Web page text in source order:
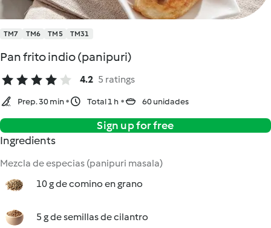
TM7 TM6 TM5 TM31
Pan frito indio (panipuri)
4.2 5 ratings
Prep. 30 min Total 1 h 60 unidades
Sign up for free
Ingredients
Mezcla de especias (panipuri masala)
10 g de comino en grano
5 g de semillas de cilantro